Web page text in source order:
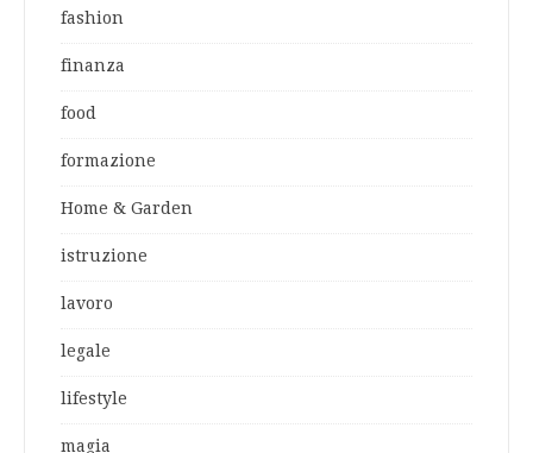
fashion
finanza
food
formazione
Home & Garden
istruzione
lavoro
legale
lifestyle
magia